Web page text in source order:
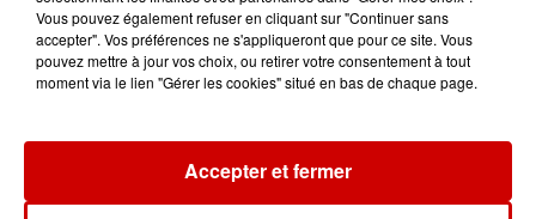
Jeux Voir plus
Festival du Roi Arthur 2026 !
Vous pouvez également refuser en cliquant sur "Continuer sans
accepter". Vos préférences ne s'appliqueront que pour ce site. Vous
pouvez mettre à jour vos choix, ou retirer votre consentement à tout
moment via le lien "Gérer les cookies" situé en bas de chaque page.
Accepter et fermer